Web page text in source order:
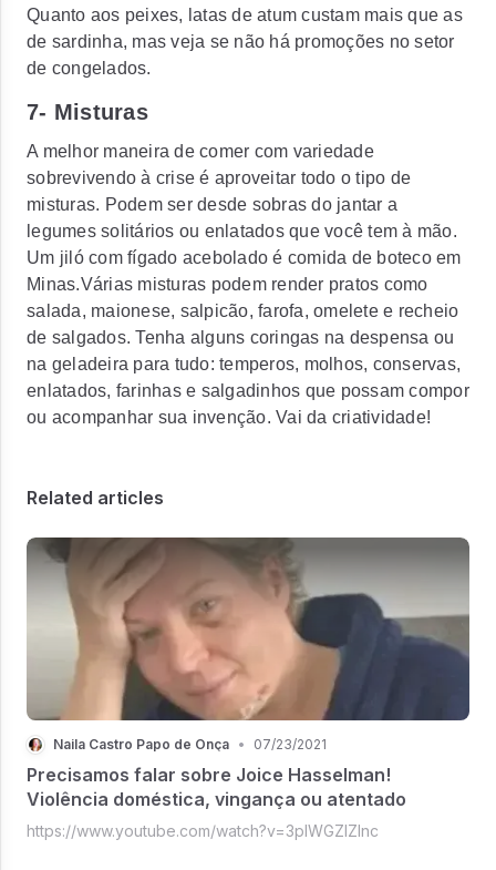
Quanto aos peixes, latas de atum custam mais que as
de sardinha, mas veja se não há promoções no setor
de congelados.
7- Misturas
A melhor maneira de comer com variedade
sobrevivendo à crise é aproveitar todo o tipo de
misturas. Podem ser desde sobras do jantar a
legumes solitários ou enlatados que você tem à mão.
Um jiló com fígado acebolado é comida de boteco em
Minas.Várias misturas podem render pratos como
salada, maionese, salpicão, farofa, omelete e recheio
de salgados. Tenha alguns coringas na despensa ou
na geladeira para tudo: temperos, molhos, conservas,
enlatados, farinhas e salgadinhos que possam compor
ou acompanhar sua invenção. Vai da criatividade!
Related articles
Naila Castro Papo de Onça • 07/23/2021
Precisamos falar sobre Joice Hasselman!
Violência doméstica, vingança ou atentado
https://www.youtube.com/watch?v=3pIWGZIZlnc